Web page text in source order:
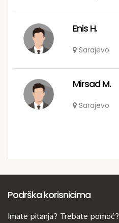
Enis H.
Sarajevo
Mirsad M.
Sarajevo
Podrška korisnicima
Imate pitanja? Trebate pomoć?